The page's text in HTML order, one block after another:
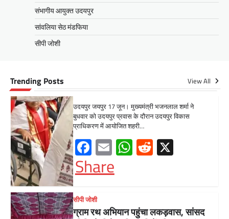
संभागीय आयुक्त उदयपुर
सांवलिया सेठ मंडफिया
सीपी जोशी
Trending Posts View All
सीपी जोशी
ग्राम रथ अभियान पहुंचा लकड़वास, सांसद
सीपी जोशी ने सुनी ग्रामीणों की समस्याएं
Facebook
EmailWhatsApp
Reddit
X
Share
UDAIPUR CITY NEWS
दूरसंचार सलाहकार समिति की बैठक का
हुआ आयोजन
Mewari Khabar
मेवाड़ी खबर@उदयपुर।दूर संचार सलाहकार समिति की